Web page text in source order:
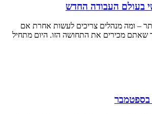
בעולם העבודה החדש
– ומה מנהלים צריכים לעשות אחרת אם
שאתם מכירים את התחושה הזו. היום מתחיל